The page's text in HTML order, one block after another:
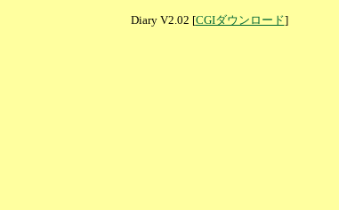
Diary V2.02 [CGIダウンロード]